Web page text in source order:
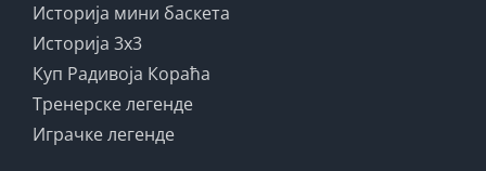
Историја мини баскета
Историја 3x3
Куп Радивоја Кораћа
Тренерске легенде
Играчке легенде